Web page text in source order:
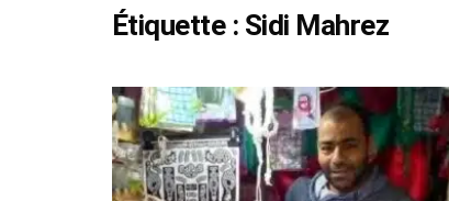
Étiquette : Sidi Mahrez